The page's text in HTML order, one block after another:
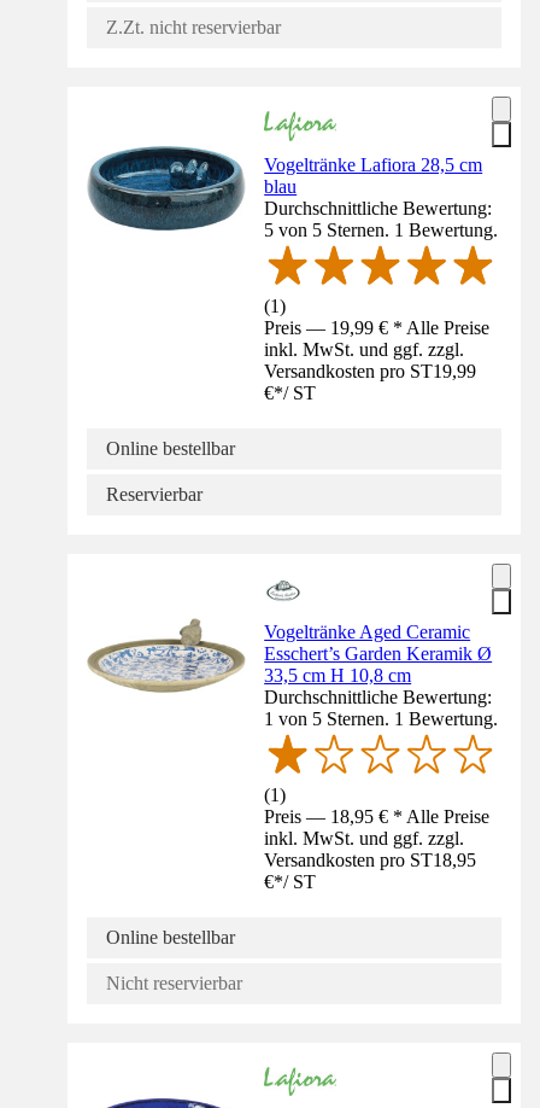
Z.Zt. nicht reservierbar
Vogeltränke Lafiora 28,5 cm
blau
Durchschnittliche Bewertung:
5 von 5 Sternen. 1 Bewertung.
(1)
Preis — 19,99 € * Alle Preise
inkl. MwSt. und ggf. zzgl.
Versandkosten pro ST19,99
€*/ ST
Online bestellbar
Reservierbar
Vogeltränke Aged Ceramic
Esschert’s Garden Keramik Ø
33,5 cm H 10,8 cm
Durchschnittliche Bewertung:
1 von 5 Sternen. 1 Bewertung.
(1)
Preis — 18,95 € * Alle Preise
inkl. MwSt. und ggf. zzgl.
Versandkosten pro ST18,95
€*/ ST
Online bestellbar
Nicht reservierbar